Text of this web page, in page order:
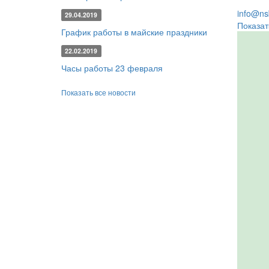
29.04.2019
График работы в майские праздники
22.02.2019
Часы работы 23 февраля
Показать все новости